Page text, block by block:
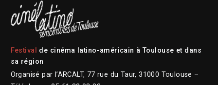
Festival
de cinéma latino-américain à Toulouse et dans
sa région
Organisé par l’ARCALT, 77 rue du Taur, 31000 Toulouse –